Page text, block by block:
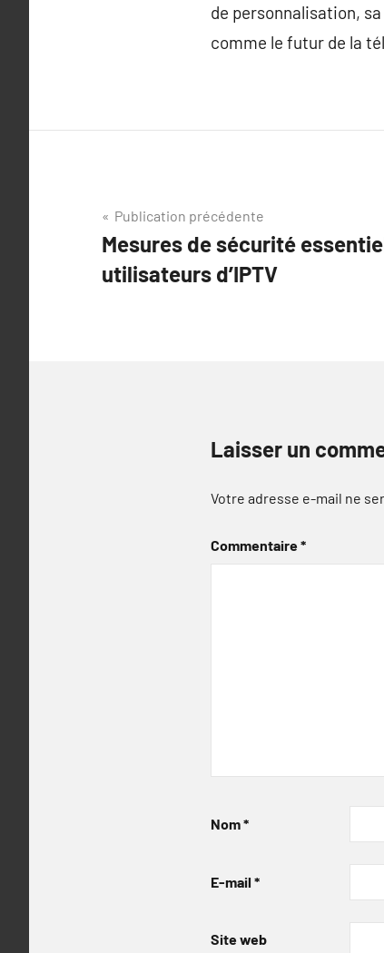
de personnalisation,
comme le futur de la
Navigation
de
l’article
Publication précédente
Mesures de sécurité
utilisateurs d’IPTV
Laisser un
Votre adresse e-mail ne
Commentaire*
Nom*
E-mail *
Site web